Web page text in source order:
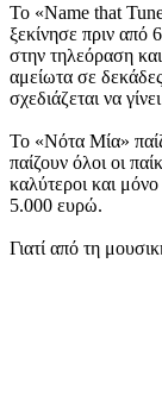
Το «Name that
ξεκίνησε πριν από
στην τηλεόραση
αμείωτα σε
σχεδιάζεται να
Το «Νότα Μία»
παίζουν όλοι οι
καλύτεροι και μόνο
5.000 ευρώ.
Γιατί από τη